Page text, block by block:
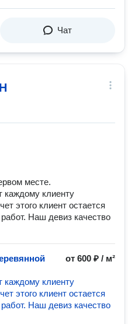
Чат
месте.
каждому клиенту
этого клиент остается
Наш девиз качество
от 600 ₽ / м²
каждому клиенту
этого клиент остается
Наш девиз качество